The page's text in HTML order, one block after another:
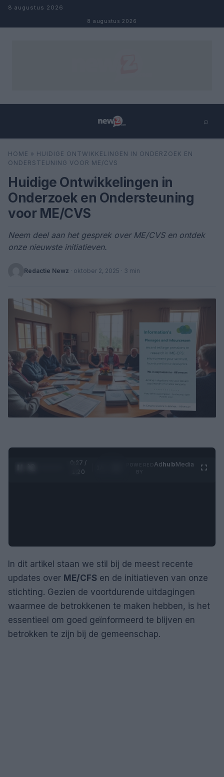
Naar inhoud
8 augustus 2026
8 augustus 2026
⌕
Zoeken ⌕
HOME » HUIDIGE ONTWIKKELINGEN IN ONDERZOEK EN
ONDERSTEUNING VOOR ME/CVS
Huidige Ontwikkelingen in
Onderzoek en Ondersteuning
voor ME/CVS
Neem deel aan het gesprek over ME/CVS en ontdek
onze nieuwste initiatieven.
Redactie Newz · oktober 2, 2025 · 3 min
0:28 /
1:20
AdhubMedia
In dit artikel staan we stil bij de meest recente
updates over ME/CFS en de initiatieven van onze
stichting. Gezien de voortdurende uitdagingen
waarmee de betrokkenen te maken hebben, is het
essentieel om goed geïnformeerd te blijven en
betrokken te zijn bij de gemeenschap.